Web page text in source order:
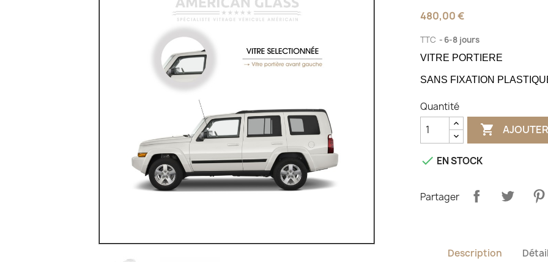
480,00 €
TTC 6-8 jours
VITRE PORTIERE
SANS FIXATION
Quantité

 EN STOCK
Partager
Description